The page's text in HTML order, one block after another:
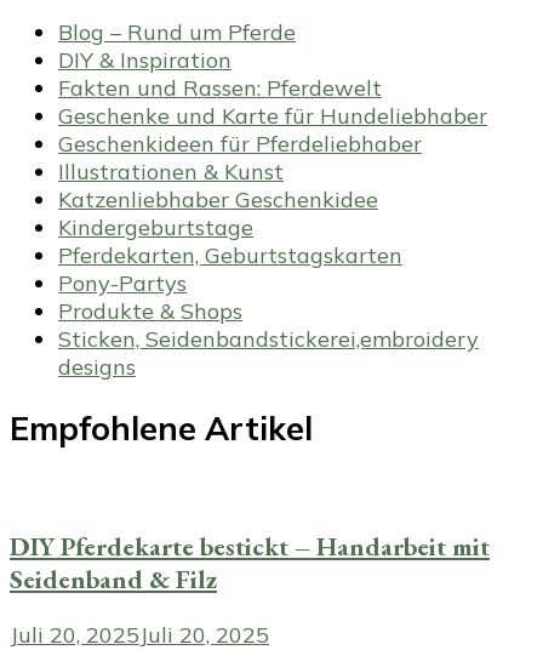
Blog – Rund um Pferde
DIY & Inspiration
Fakten und Rassen: Pferdewelt
Geschenke und Karte für Hundeliebhaber
Geschenkideen für Pferdeliebhaber
Illustrationen & Kunst
Katzenliebhaber Geschenkidee
Kindergeburtstage
Pferdekarten, Geburtstagskarten
Pony-Partys
Produkte & Shops
Sticken, Seidenbandstickerei,embroidery
designs
Empfohlene Artikel
DIY Pferdekarte bestickt – Handarbeit mit
Seidenband & Filz
Juli 20, 2025Juli 20, 2025